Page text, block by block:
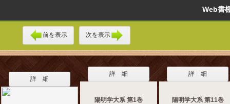
Web
前を表示 次を表示
詳 細
詳 細
陽明学大系 第1巻
詳 細
陽明学大系 第11巻